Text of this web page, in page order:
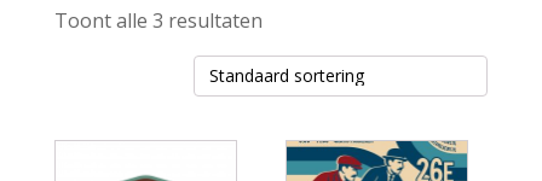
Toont alle 3 resultaten